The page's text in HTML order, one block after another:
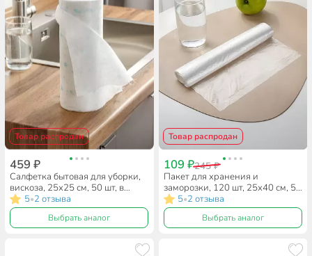
Товар распродан
459 ₽
Салфетка бытовая для уборки,
вискоза, 25х25 см, 50 шт, в
рулоне, Lomberta, 721260
5•2 отзыва
Выбрать аналог
Товар распродан
109 ₽245 ₽
Пакет для хранения и
заморозки, 120 шт, 25х40 см, 5
л, 7 мкм, Lomberta, 555509
5•2 отзыва
Выбрать аналог